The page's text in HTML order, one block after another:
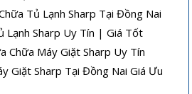
Tủ Lạnh Sharp Tại Đồng Nai
Lạnh Sharp Uy Tín | Giá Tốt
Chữa Máy Giặt Sharp Uy Tín
Giặt Sharp Tại Đồng Nai Giá Ưu